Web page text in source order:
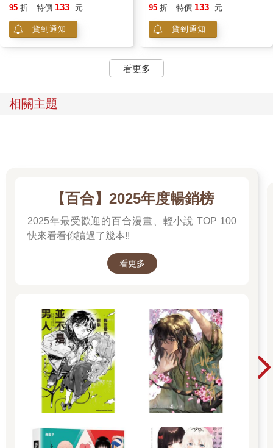
95 折 特價 133 元
貨到通知
95 折 特價 133 元
貨到通知
看更多
相關主題
【百合】2025年度暢銷榜
2025年最受歡迎的百合漫畫、輕小說 TOP 100
快來看看你讀過了幾本!!
看更多